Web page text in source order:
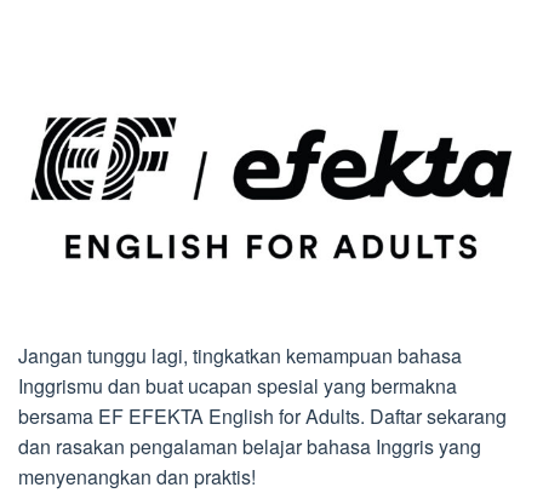
Jangan tunggu lagi, tingkatkan kemampuan bahasa
Inggrismu dan buat ucapan spesial yang bermakna
bersama EF EFEKTA English for Adults. Daftar sekarang
dan rasakan pengalaman belajar bahasa Inggris yang
menyenangkan dan praktis!